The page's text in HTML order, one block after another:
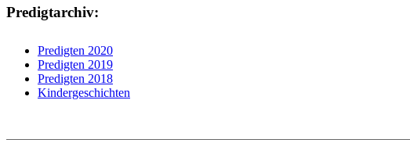
Predigtarchiv:
Predigten 2020
Predigten 2019
Predigten 2018
Kindergeschichten